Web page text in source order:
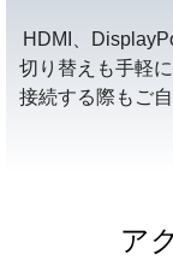
HDMI、
切り替えも手軽
接続する際もご
ア